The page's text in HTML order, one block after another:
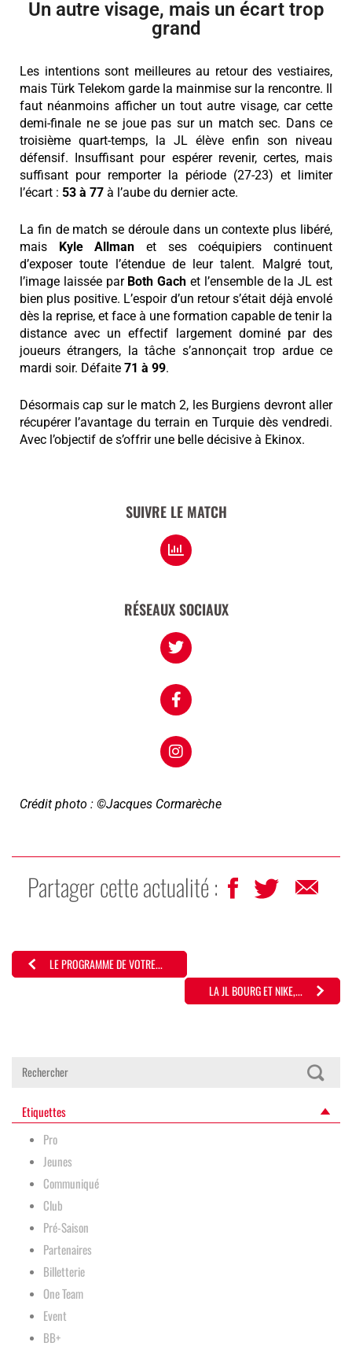
Un autre visage, mais un écart trop
grand
Les intentions sont meilleures au retour des vestiaires,
mais Türk Telekom garde la mainmise sur la rencontre. Il
faut néanmoins afficher un tout autre visage, car cette
demi-finale ne se joue pas sur un match sec. Dans ce
troisième quart-temps, la JL élève enfin son niveau
défensif. Insuffisant pour espérer revenir, certes, mais
suffisant pour remporter la période (27-23) et limiter
l’écart : 53 à 77 à l’aube du dernier acte.
La fin de match se déroule dans un contexte plus libéré,
mais Kyle Allman et ses coéquipiers continuent
d’exposer toute l’étendue de leur talent. Malgré tout,
l’image laissée par Both Gach et l’ensemble de la JL est
bien plus positive. L’espoir d’un retour s’était déjà envolé
dès la reprise, et face à une formation capable de tenir la
distance avec un effectif largement dominé par des
joueurs étrangers, la tâche s’annonçait trop ardue ce
mardi soir. Défaite 71 à 99.
Désormais cap sur le match 2, les Burgiens devront aller
récupérer l’avantage du terrain en Turquie dès vendredi.
Avec l’objectif de s’offrir une belle décisive à Ekinox.
SUIVRE LE MATCH
RÉSEAUX SOCIAUX
Crédit photo : ©Jacques Cormarèche
Partager cette actualité :
LE PROGRAMME DE VOTRE...
LA JL BOURG ET NIKE,...
Etiquettes
Pro
Jeunes
Communiqué
Club
Pré-Saison
Partenaires
Billetterie
One Team
Event
BB+